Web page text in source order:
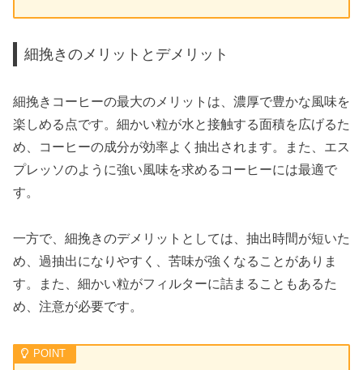
細挽きのメリットとデメリット
細挽きコーヒーの最大のメリットは、濃厚で豊かな風味を
楽しめる点です。細かい粒が水と接触する面積を広げるた
め、コーヒーの成分が効率よく抽出されます。また、エス
プレッソのように強い風味を求めるコーヒーには最適で
す。
一方で、細挽きのデメリットとしては、抽出時間が短いた
め、過抽出になりやすく、苦味が強くなることがありま
す。また、細かい粒がフィルターに詰まることもあるた
め、注意が必要です。